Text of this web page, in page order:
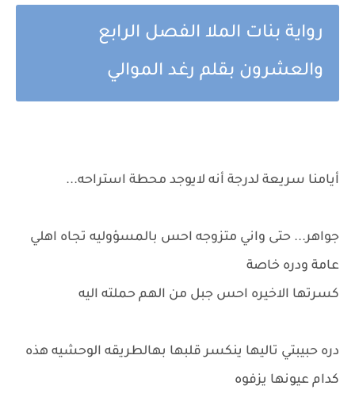
رواية بنات الملا الفصل الرابع
والعشرون بقلم رغد الموالي
أيامنا سريعة لدرجة أنه لايوجد محطة استراحه...
جواهر... حتى واني متزوجه احس بالمسؤوليه تجاه اهلي
عامة ودره خاصة
كسرتها الاخيره احس جبل من الهم حملته اليه
دره حبيبتي تاليها ينكسر قلبها بهالطريقه الوحشيه هذه
كدام عيونها يزفوه